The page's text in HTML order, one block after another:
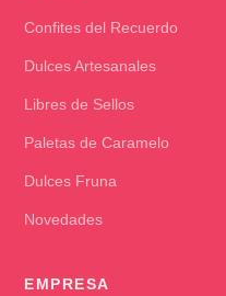
Confites del Recuerdo
Dulces Artesanales
Libres de Sellos
Paletas de Caramelo
Dulces Fruna
Novedades
EMPRESA